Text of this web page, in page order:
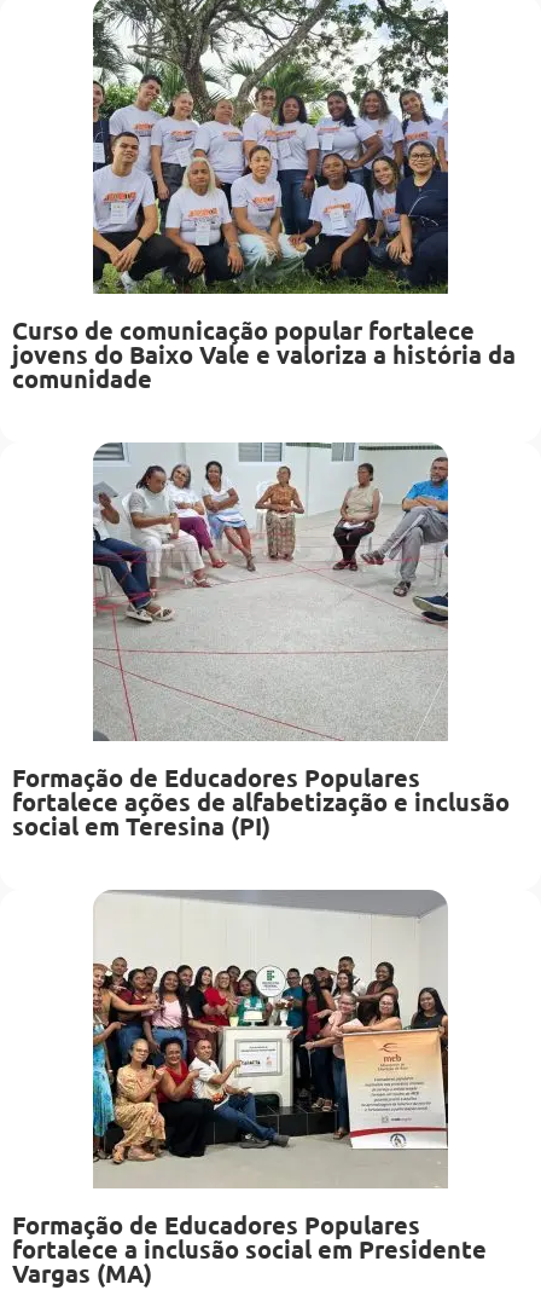
Curso de comunicação popular fortalece
jovens do Baixo Vale e valoriza a história da
comunidade
Formação de Educadores Populares
fortalece ações de alfabetização e inclusão
social em Teresina (PI)
Formação de Educadores Populares
fortalece a inclusão social em Presidente
Vargas (MA)